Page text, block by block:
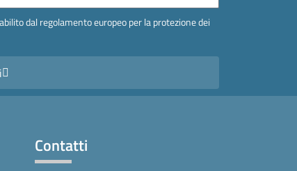
dal regolamento europeo per la protezione dei
Contatti